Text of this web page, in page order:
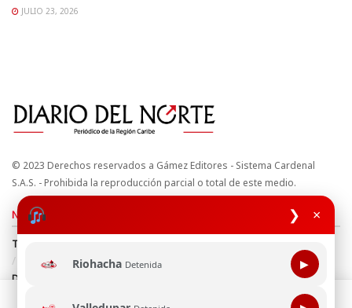
❯ ×
Riohacha Detenida ▶
JULIO 23, 2026
© 2023 Derechos reservados a Gámez Editores - Sistema Cardenal
S.A.S. - Prohibida la reproducción parcial o total de este medio.
Nuestros sitios
Términos y Condiciones
Política de uso de cookies
Política de Tratamiento de Datos
Directrices Editoriales
Esta página web usa cookie para mejorar tu experiencia de